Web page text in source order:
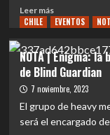
convierte
en
Blind
Guardian
en
Chile
Leer másLeer
más
NOTA
|
Blind
Guardian:
que
CHILE EVENTOS
NOTA | Enigma:
de Blind Guardian
7 noviembre, 2023
El grupo de heavy
será el encargado